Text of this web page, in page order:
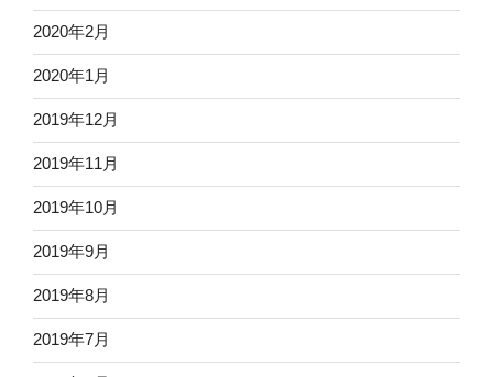
2020年2月
2020年1月
2019年12月
2019年11月
2019年10月
2019年9月
2019年8月
2019年7月